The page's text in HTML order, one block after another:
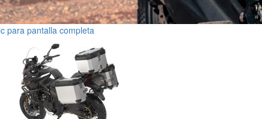
para pantalla completa